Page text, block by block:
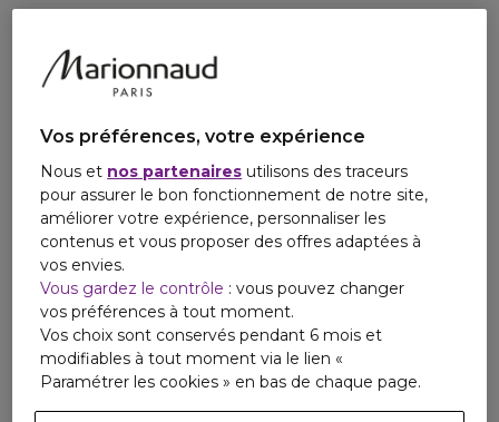
Vos préférences, votre expérience
Nous et nos partenaires utilisons des traceurs
pour assurer le bon fonctionnement de notre site,
améliorer votre expérience, personnaliser les
contenus et vous proposer des offres adaptées à
vos envies.
Vous gardez le contrôle : vous pouvez changer
vos préférences à tout moment.
Vos choix sont conservés pendant 6 mois et
modifiables à tout moment via le lien «
Paramétrer les cookies » en bas de chaque page.